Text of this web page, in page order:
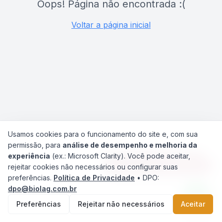
Oops! Página não encontrada :(
Voltar a página inicial
Usamos cookies para o funcionamento do site e, com sua
permissão, para análise de desempenho e melhoria da
experiência (ex.: Microsoft Clarity). Você pode aceitar,
rejeitar cookies não necessários ou configurar suas
preferências. Política de Privacidade • DPO:
dpo@biolag.com.br
Preferências
Rejeitar não necessários Aceitar
Agilize seu Atendimento